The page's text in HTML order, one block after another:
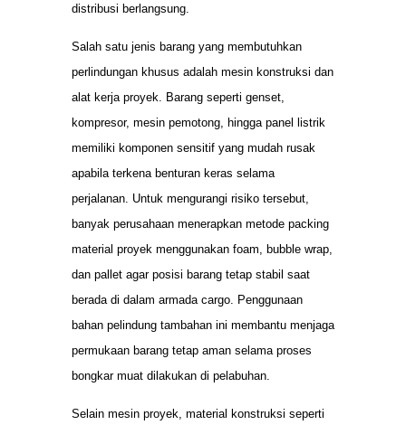
distribusi berlangsung.
Salah satu jenis barang yang membutuhkan
perlindungan khusus adalah mesin konstruksi dan
alat kerja proyek. Barang seperti genset,
kompresor, mesin pemotong, hingga panel listrik
memiliki komponen sensitif yang mudah rusak
apabila terkena benturan keras selama
perjalanan. Untuk mengurangi risiko tersebut,
banyak perusahaan menerapkan metode packing
material proyek menggunakan foam, bubble wrap,
dan pallet agar posisi barang tetap stabil saat
berada di dalam armada cargo. Penggunaan
bahan pelindung tambahan ini membantu menjaga
permukaan barang tetap aman selama proses
bongkar muat dilakukan di pelabuhan.
Selain mesin proyek, material konstruksi seperti